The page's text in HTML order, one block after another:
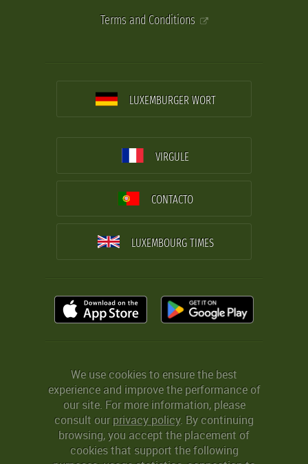
Terms and Conditions
LUXEMBURGER WORT
VIRGULE
CONTACTO
LUXEMBOURG TIMES
We use cookies to ensure the best
experience and improve the performance of
our site. For more information, please
consult ourprivacy policy. By continuing
browsing, you accept the placement of
cookies that support the following